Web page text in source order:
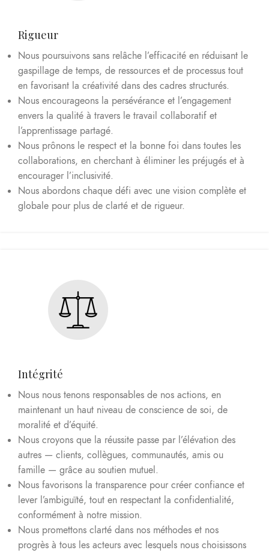
Rigueur
Nous poursuivons sans relâche l’efficacité en réduisant le
gaspillage de temps, de ressources et de processus tout
en favorisant la créativité dans des cadres structurés.
Nous encourageons la persévérance et l’engagement
envers la qualité à travers le travail collaboratif et
l’apprentissage partagé.
Nous prônons le respect et la bonne foi dans toutes les
collaborations, en cherchant à éliminer les préjugés et à
encourager l’inclusivité.
Nous abordons chaque défi avec une vision complète et
globale pour plus de clarté et de rigueur.
Intégrité
Nous nous tenons responsables de nos actions, en
maintenant un haut niveau de conscience de soi, de
moralité et d’équité.
Nous croyons que la réussite passe par l’élévation des
autres — clients, collègues, communautés, amis ou
famille — grâce au soutien mutuel.
Nous favorisons la transparence pour créer confiance et
lever l’ambiguïté, tout en respectant la confidentialité,
conformément à notre mission.
Nous promettons clarté dans nos méthodes et nos
progrès à tous les acteurs avec lesquels nous choisissons